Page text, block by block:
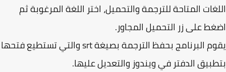
المتاحة للترجمة والتحميل، اختر اللغة المرغوبة ثم
على زر التحميل المجاور.
يقوم البرنامج بحفظ الترجمة بصيغة srt والتي تستطيع فتحها
الدفتر في ويندوز والتعديل عليها.